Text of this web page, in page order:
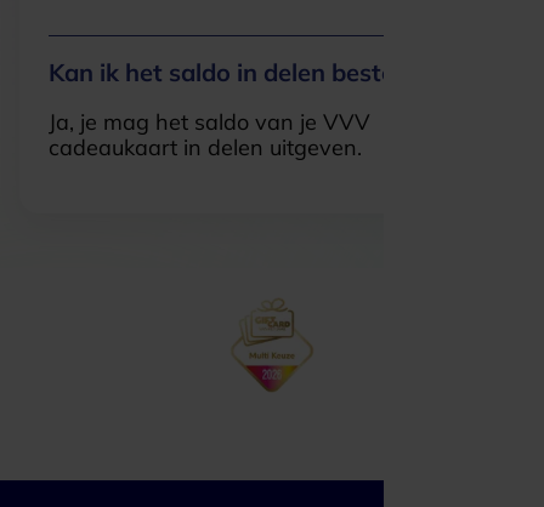
Kan ik het saldo in delen besteden?
Ja, je mag het saldo van je VVV
cadeaukaart in delen uitgeven.